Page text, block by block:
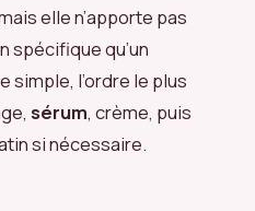
elle n’apporte pas
spécifique qu’un
simple, l’ordre le plus
sérum, crème, puis
si nécessaire.